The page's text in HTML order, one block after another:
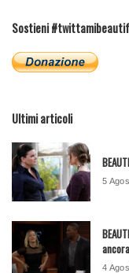
Sostieni
Ultimi articoli
5
4